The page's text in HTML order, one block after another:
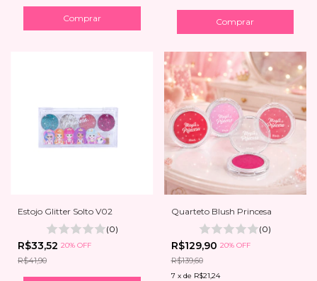
Estojo Glitter Solto V02
(0)
R$33,52 20% OFF
R$41,90
Quarteto Blush Princesa
(0)
R$129,90 20% OFF
R$139,60
7 x de R$21,24